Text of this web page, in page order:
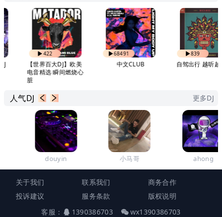
422
【世界百大DJ】欧美
电音精选 瞬间燃烧心
68491
中文CLUB
839
自驾出行 越听越上
人气DJ 更多DJ
douyin 小马哥 ahong
关于我们 联系我们
商务合作
投诉建议
服务条款
版权说明
客服：
1390386703 wx1390386703